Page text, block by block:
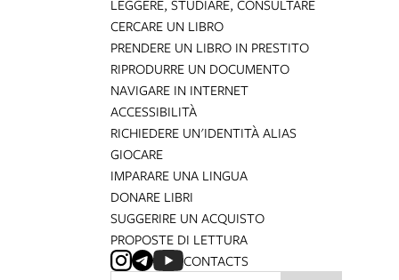
LEGGERE, STUDIARE, CONSULTARE
CERCARE UN LIBRO
PRENDERE UN LIBRO IN PRESTITO
RIPRODURRE UN DOCUMENTO
NAVIGARE IN INTERNET
ACCESSIBILITÀ
RICHIEDERE UN'IDENTITÀ ALIAS
GIOCARE
IMPARARE UNA LINGUA
DONARE LIBRI
SUGGERIRE UN ACQUISTO
PROPOSTE DI LETTURA
CONTACTS